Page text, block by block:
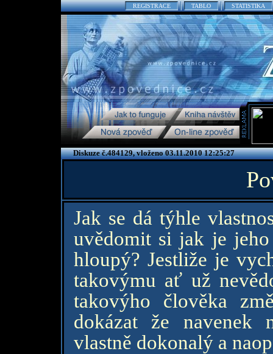
REGISTRACE TABLO STATISTIKA
Diskuze č.484129, vloženo 03.11.2010 12:25:27
Jak se dá týhle
uvědomit si jak je
hloupý? Jestliže je
takovýmu ať už
takovýho člověka
dokázat že navenek
vlastně dokonalý a